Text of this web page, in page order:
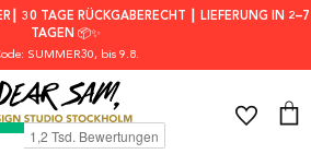
30 TAGE RÜCKGABERECHT ┃ LIEFERUNG IN 2–7
TAGEN 📦✨
SUMMER30, bis 9.8.